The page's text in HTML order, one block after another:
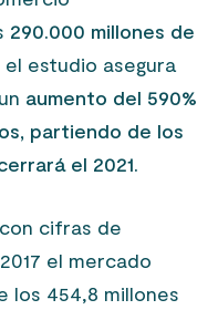
290.000 millones de
el estudio asegura
aumento del 590%
partiendo de los
el 2021.
cifras de
el mercado
los 454,8 millones